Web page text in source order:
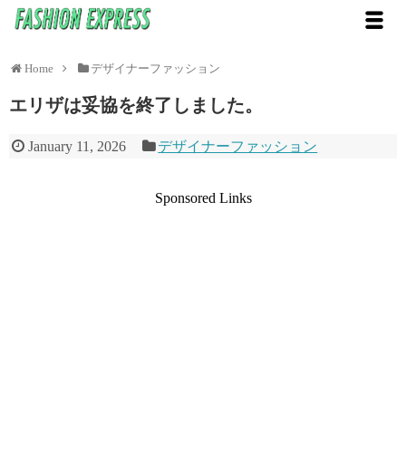
Home デザイナーファッション
エリザは妥協を終了しました。
January 11, 2026 デザイナーファッション
Sponsored Links